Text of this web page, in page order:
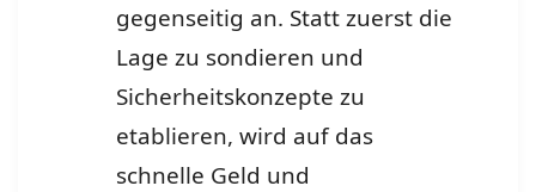
gegenseitig an. Statt zuerst die
Lage zu sondieren und
Sicherheitskonzepte zu
etablieren, wird auf das
schnelle Geld und